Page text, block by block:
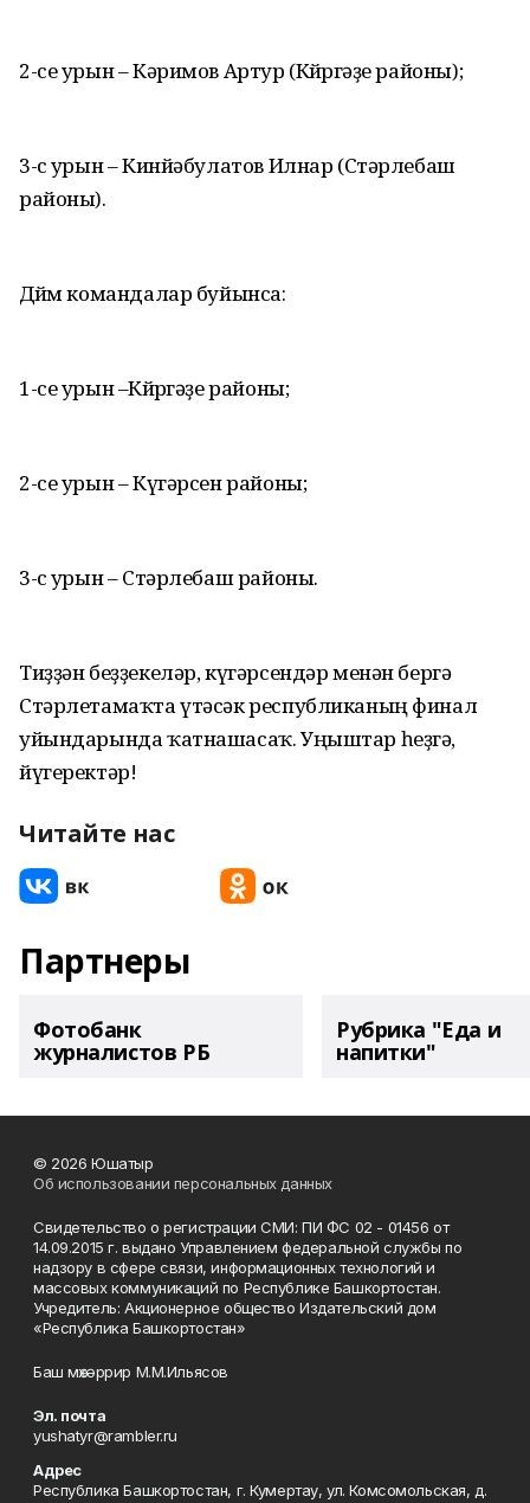
2-се урын – Кәримов Артур (Көйөргәҙе районы);
3-сө урын – Кинйәбулатов Илнар (Стәрлебаш
районы).
Дөйөм командалар буйынса:
1-се урын –Көйөргәҙе районы;
2-се урын – Күгәрсен районы;
3-сө урын – Стәрлебаш районы.
Тиҙҙән беҙҙекеләр, күгәрсендәр менән бергә
Стәрлетамаҡта үтәсәк республиканың финал
уйындарында ҡатнашасаҡ. Уңыштар һеҙгә,
йүгеректәр!
Читайте нас
Партнеры
Фотобанк
журналистов РБ
Рубрика "Еда и
напитки"
© 2026 Юшатыр
Об использовании персональных данных
Свидетельство о регистрации СМИ: ПИ ФС 02 - 01456 от
14.09.2015 г. выдано Управлением федеральной службы по
надзору в сфере связи, информационных технологий и
массовых коммуникаций по Республике Башкортостан.
Учредитель: Акционерное общество Издательский дом
«Республика Башкортостан»
Баш мөхәррир М.М.Ильясов
Эл. почта
yushatyr@rambler.ru
Адрес
Республика Башкортостан, г. Кумертау, ул. Комсомольская, д.